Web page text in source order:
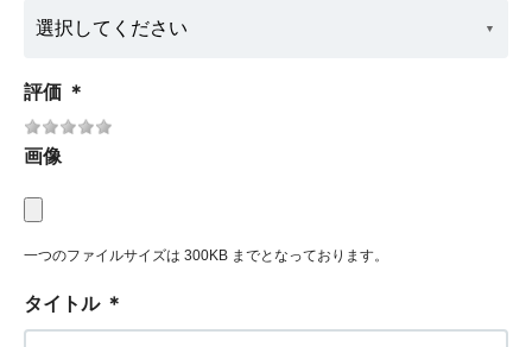
評価 ＊
画像
一つのファイルサイズは 300KB までとなっております。
タイトル ＊